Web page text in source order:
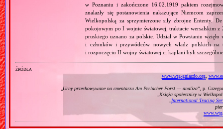
w Poznaniu i zakończone 16.02.1919 paktem
znalazły się postanowienia nakazujące Niemcom
Wielkopolską za sprzymierzone siły zbrojne Ententy.
pokojowym po I wojnie światowej, traktacie wersalskim
pruskiego uznano za polskie. Udział w Powstaniu
i członków i przywódców nowych władz polskich na
i rozpoczęciu II wojny światowej ci kapłani byli
źródła
www.wtg-gniazdo.org,
„Urny przechowywane na cmentarzu Am Perlacher Forst — analiza”, p.
„Księża społecznicy w
„International Tracing